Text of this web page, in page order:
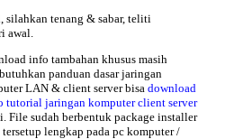
silahkan tenang & sabar, teliti
awal.
info tambahan khusus masih
panduan dasar jaringan
LAN & client server bisa download
tutorial jaringan komputer client server
File sudah berbentuk package installer
lengkap pada pc komputer /